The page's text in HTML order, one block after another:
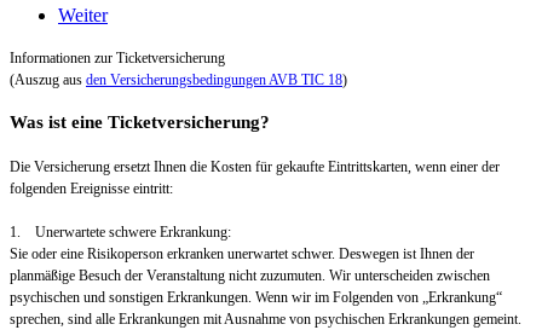
Weiter
Informationen zur Ticketversicherung
(Auszug aus den Versicherungsbedingungen AVB TIC 18)
Was ist eine Ticketversicherung?
Die Versicherung ersetzt Ihnen die Kosten für gekaufte Eintrittskarten, wenn einer der
folgenden Ereignisse eintritt:
1. Unerwartete schwere Erkrankung:
Sie oder eine Risikoperson erkranken unerwartet schwer. Deswegen ist Ihnen der
planmäßige Besuch der Veranstaltung nicht zuzumuten. Wir unterscheiden zwischen
psychischen und sonstigen Erkrankungen. Wenn wir im Folgenden von „Erkrankung“
sprechen, sind alle Erkrankungen mit Ausnahme von psychischen Erkrankungen gemeint.